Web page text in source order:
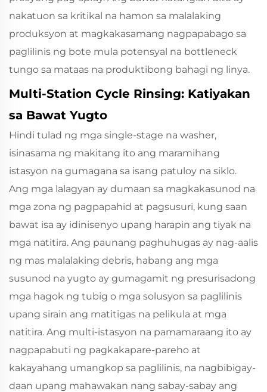
nakatuon sa kritikal na hamon sa malalaking
produksyon at magkakasamang nagpapabago sa
paglilinis ng bote mula potensyal na bottleneck
tungo sa mataas na produktibong bahagi ng linya.
Multi-Station Cycle Rinsing: Katiyakan
sa Bawat Yugto
Hindi tulad ng mga single-stage na washer,
isinasama ng makitang ito ang maramihang
istasyon na gumagana sa isang patuloy na siklo.
Ang mga lalagyan ay dumaan sa magkakasunod na
mga zona ng pagpapahid at pagsusuri, kung saan
bawat isa ay idinisenyo upang harapin ang tiyak na
mga natitira. Ang paunang paghuhugas ay nag-aalis
ng mas malalaking debris, habang ang mga
susunod na yugto ay gumagamit ng presurisadong
mga hagok ng tubig o mga solusyon sa paglilinis
upang sirain ang matitigas na pelikula at mga
natitira. Ang multi-istasyon na pamamaraang ito ay
nagpapabuti ng pagkakapare-pareho at
kakayahang umangkop sa paglilinis, na nagbibigay-
daan upang mahawakan nang sabay-sabay ang